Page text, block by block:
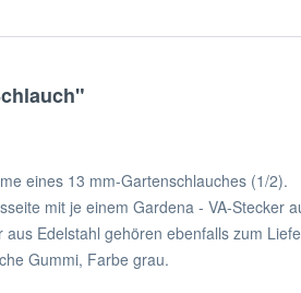
eines 13 mm-Gartenschlauches (1/2).
mit je einem Gardena - VA-Stecker
Edelstahl gehören ebenfalls zum
Gummi, Farbe grau.